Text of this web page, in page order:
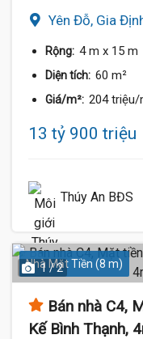
Yên Đỗ, Gia
Rộng: 4 m x 15 m
Diện tích: 60 m²
Giá/m²: 204 triệu/
13 tỷ 900 triệu
Thúy An BĐS
Nhà Mặt Tiền (8 m)
1 / 2
Bán nhà C4,
Kế Bình Thạnh,